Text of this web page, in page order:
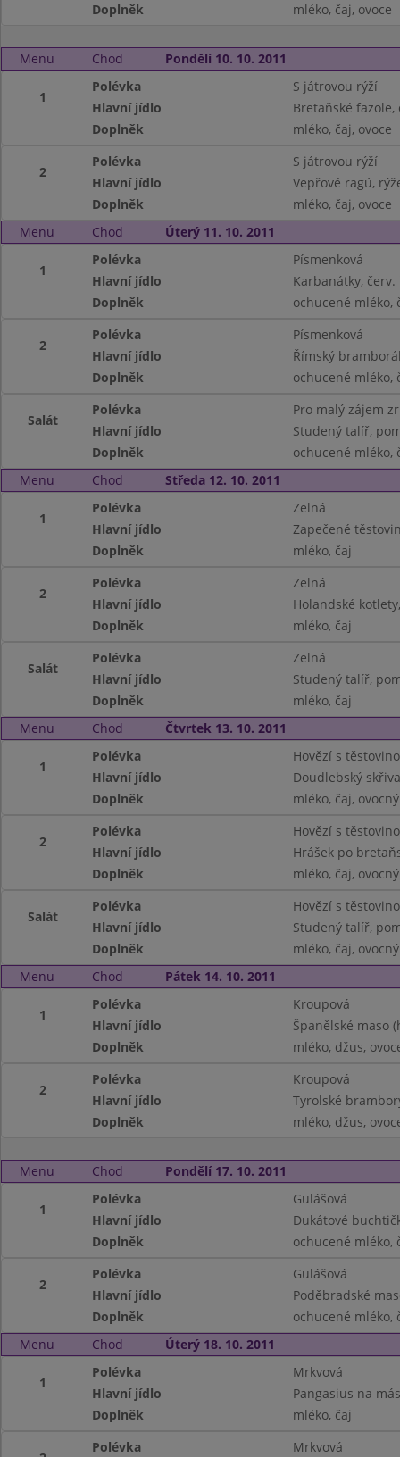
Doplněk
mléko, čaj, ovoce
Menu Chod Pondělí 10. 10. 2011
1
Polévka
S játrovou rýží
Hlavní jídlo
Bretaňské fazole,
Doplněk
mléko, čaj, ovoce
2
Polévka
S játrovou rýží
Hlavní jídlo
Vepřové ragú,
Doplněk
mléko, čaj, ovoce
Menu
Chod Úterý 11. 10. 2011
1
Polévka
Písmenková
Hlavní jídlo
Karbanátky,
Doplněk
ochucené mléko,
2
Polévka
Písmenková
Hlavní jídlo
Římský
Doplněk
ochucené mléko,
Salát
Polévka
Pro malý zájem
Hlavní jídlo
Studený talíř,
Doplněk
ochucené mléko,
Menu
Chod Středa 12. 10. 2011
1
Polévka
Zelná
Hlavní jídlo
Zapečené
Doplněk
mléko, čaj
2
Polévka
Zelná
Hlavní jídlo
Holandské
Doplněk
mléko, čaj
Salát
Polévka
Zelná
Hlavní jídlo
Studený talíř,
Doplněk
mléko, čaj
Menu
Chod Čtvrtek 13. 10. 2011
1
Polévka
Hovězí s
Hlavní jídlo
Doudlebský
Doplněk
mléko, čaj,
2
Polévka
Hovězí s
Hlavní jídlo
Hrášek po
Doplněk
mléko, čaj,
Salát
Polévka
Hovězí s
Hlavní jídlo
Studený talíř,
Doplněk
mléko, čaj,
Menu
Chod Pátek 14. 10. 2011
1
Polévka
Kroupová
Hlavní jídlo
Španělské maso
Doplněk
mléko, džus,
2
Polévka
Kroupová
Hlavní jídlo
Tyrolské
Doplněk
mléko, džus,
Menu Chod Pondělí 17. 10. 2011
1
Polévka
Gulášová
Hlavní jídlo
Dukátové
Doplněk
ochucené mléko,
2
Polévka
Gulášová
Hlavní jídlo
Poděbradské
Doplněk
ochucené mléko,
Menu
Chod Úterý 18. 10. 2011
1
Polévka
Mrkvová
Hlavní jídlo
Pangasius na
Doplněk
mléko, čaj
Polévka Mrkvová